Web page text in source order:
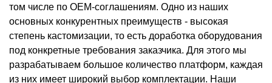
том числе по ОЕМ-соглашениям. Одно из наших
основных конкурентных преимуществ - высокая
степень кастомизации, то есть доработка оборудования
под конкретные требования заказчика. Для этого мы
разрабатываем большое количество платформ, каждая
из них имеет широкий выбор комплектации. Наши